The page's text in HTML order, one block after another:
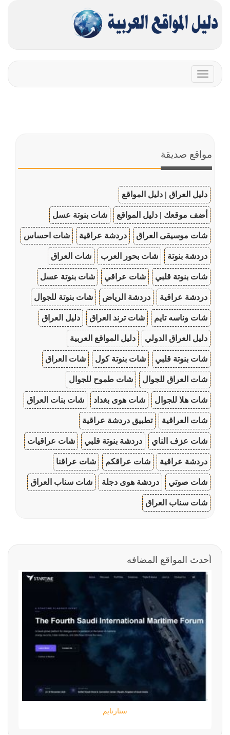
Toggle
navigation
مواقع صديقة
دليل العراق | دليل المواقع
أضف موقعك | دليل المواقع شات بنوتة عسل
شات موسيقى العراق دردشة عراقية شات احساس
دردشة بنوتة شات بحور العرب شات العراق
شات بنوتة قلبي شات عراقي شات بنوتة عسل
دردشة عراقية دردشة الرياض شات بنوتة للجوال
شات وناسه تايم شات ترند العراق دليل العراق
دليل العراق الدولي دليل المواقع العربية
شات بنوتة قلبي شات بنوتة كول شات العراق
شات العراق للجوال شات طموح للجوال
شات هلا للجوال شات هوى بغداد شات بنات العراق
شات العراقية تطبيق دردشة عراقية
شات عزف الناي دردشة بنوتة قلبي شات عراقيات
دردشة عراقية شات عراقكم شات عراقنا
شات صوتي دردشة هوى دجلة شات سناب العراق
شات سناب العراق
أحدث المواقع المضافه
ستارتايم